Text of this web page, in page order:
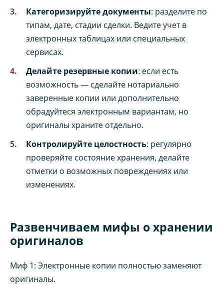
Категоризируйте документы: разделите по
типам, дате, стадии сделки. Ведите учет в
электронных таблицах или специальных
сервисах.
Делайте резервные копии: если есть
возможность — сделайте нотариально
заверенные копии или дополнительно
обрадуйтеся электронным вариантам, но
оригиналы храните отдельно.
Контролируйте целостность: регулярно
проверяйте состояние хранения, делайте
отметки о возможных повреждениях или
изменениях.
Развенчиваем мифы о хранении
оригиналов
Миф 1: Электронные копии полностью заменяют
оригиналы.